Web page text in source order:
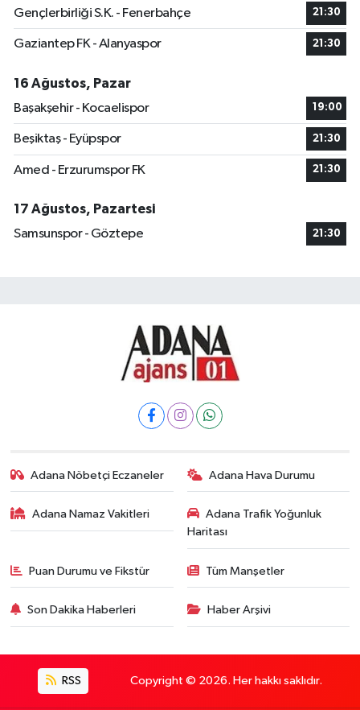
Gençlerbirliği S.K. - Fenerbahçe 21:30
Gaziantep FK - Alanyaspor 21:30
16 Ağustos, Pazar
Başakşehir - Kocaelispor
19:00
Beşiktaş - Eyüpspor 21:30
Amed - Erzurumspor FK 21:30
17 Ağustos, Pazartesi
Samsunspor - Göztepe
21:30
Adana Nöbetçi Eczaneler Adana Hava Durumu
Adana Namaz Vakitleri
Adana Trafik Yoğunluk
Haritası
Puan Durumu ve Fikstür Tüm Manşetler
Son Dakika Haberleri Haber Arşivi
RSS Copyright © 2026. Her hakkı saklıdır.